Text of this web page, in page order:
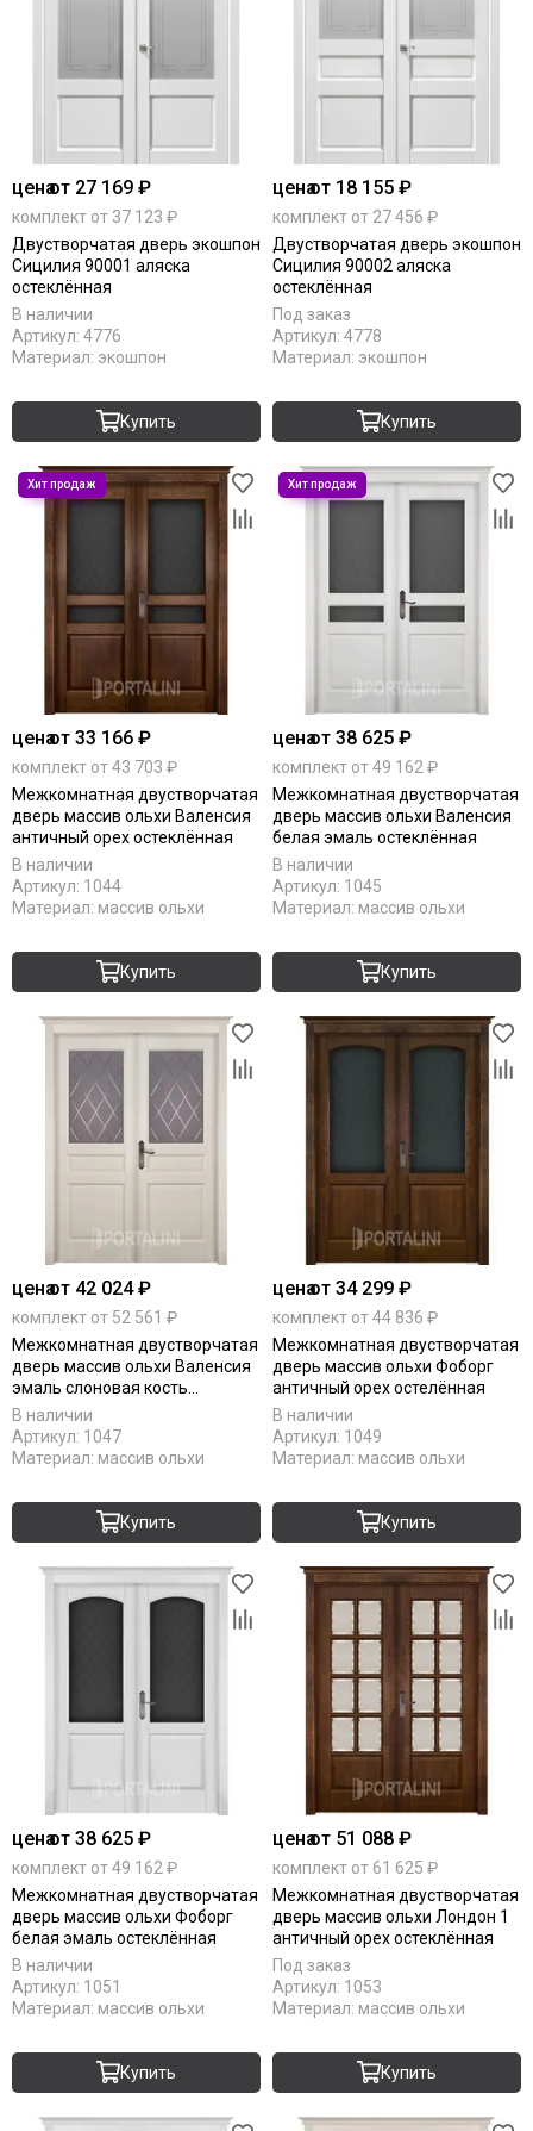
ценаот 27 169 ₽
комплект от 37 123 ₽
Двустворчатая дверь экошпон
Сицилия 90001 аляска
остеклённая
В наличии
Артикул: 4776
Материал: экошпон
Купить
ценаот 18 155 ₽
комплект от 27 456 ₽
Двустворчатая дверь экошпон
Сицилия 90002 аляска
остеклённая
Под заказ
Артикул: 4778
Материал: экошпон
Купить
ценаот 33 166 ₽
комплект от 43 703 ₽
Межкомнатная двустворчатая
дверь массив ольхи Валенсия
античный орех остеклённая
В наличии
Артикул: 1044
Материал: массив ольхи
Купить
ценаот 38 625 ₽
комплект от 49 162 ₽
Межкомнатная двустворчатая
дверь массив ольхи Валенсия
белая эмаль остеклённая
В наличии
Артикул: 1045
Материал: массив ольхи
Купить
ценаот 42 024 ₽
комплект от 52 561 ₽
Межкомнатная двустворчатая
дверь массив ольхи Валенсия
эмаль слоновая кость
остеклённая
В наличии
Артикул: 1047
Материал: массив ольхи
Купить
ценаот 34 299 ₽
комплект от 44 836 ₽
Межкомнатная двустворчатая
дверь массив ольхи Фоборг
античный орех остелённая
В наличии
Артикул: 1049
Материал: массив ольхи
Купить
ценаот 38 625 ₽
комплект от 49 162 ₽
Межкомнатная двустворчатая
дверь массив ольхи Фоборг
белая эмаль остеклённая
В наличии
Артикул: 1051
Материал: массив ольхи
Купить
ценаот 51 088 ₽
комплект от 61 625 ₽
Межкомнатная двустворчатая
дверь массив ольхи Лондон 1
античный орех остеклённая
Под заказ
Артикул: 1053
Материал: массив ольхи
Купить